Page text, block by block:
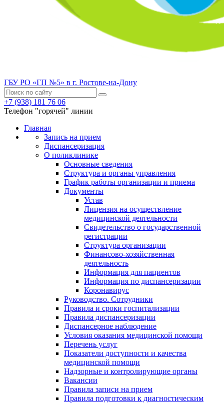
ГБУ РО «ГП №5» в г. Ростове-на-Дону
+7 (938) 181 76 06
Телефон "горячей" линии
Главная
Запись на прием
Диспансеризация
О поликлинике
Основные сведения
Структура и органы управления
График работы организации и приема
Документы
Устав
Лицензия на осуществление
медицинской деятельности
Свидетельство о государственной
регистрации
Структура организации
Финансово-хозяйственная
деятельность
Информация для пациентов
Информация по диспансеризации
Коронавирус
Руководство. Сотрудники
Правила и сроки госпитализации
Правила диспансеризации
Диспансерное наблюдение
Условия оказания медицинской помощи
Перечень услуг
Показатели доступности и качества
медицинской помощи
Надзорные и контролирующие органы
Вакансии
Правила записи на прием
Правила подготовки к диагностическим